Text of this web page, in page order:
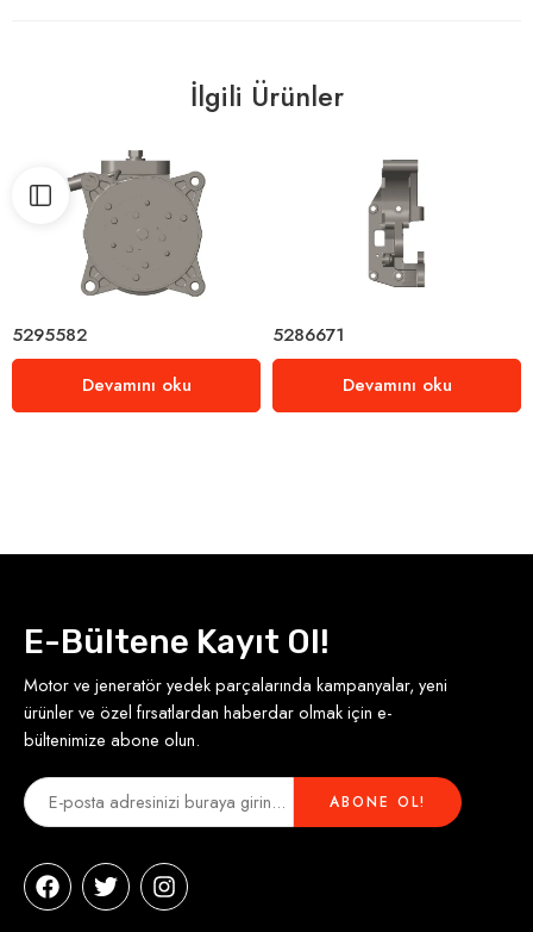
İlgili Ürünler
5295582
Devamını oku
5286671
Devamını oku
E-Bültene Kayıt Ol!
Motor ve jeneratör yedek parçalarında kampanyalar, yeni
ürünler ve özel fırsatlardan haberdar olmak için e-
bültenimize abone olun.